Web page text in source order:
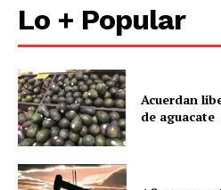
Lo + Popular
Acuerdan
de aguacate